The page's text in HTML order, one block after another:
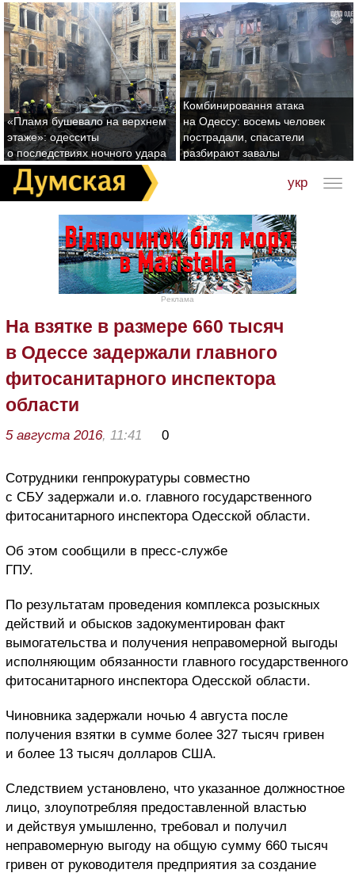
«Пламя бушевало на верхнем
этаже»: одесситы
о последствиях ночного удара
Комбинировання атака
на Одессу: восемь человек
пострадали, спасатели
разбирают завалы
укр
Реклама
На взятке в размере 660 тысяч
в Одессе задержали главного
фитосанитарного инспектора
области
5 августа 2016, 11:41 0
Сотрудники генпрокуратуры совместно
с СБУ задержали и.о. главного государственного
фитосанитарного инспектора Одесской области.
Об этом сообщили в пресс-службе
ГПУ.
По результатам проведения комплекса розыскных
действий и обысков задокументирован факт
вымогательства и получения неправомерной выгоды
исполняющим обязанности главного государственного
фитосанитарного инспектора Одесской области.
Чиновника задержали ночью 4 августа после
получения взятки в сумме более 327 тысяч гривен
и более 13 тысяч долларов США.
Следствием установлено, что указанное должностное
лицо, злоупотребляя предоставленной властью
и действуя умышленно, требовал и получил
неправомерную выгоду на общую сумму 660 тысяч
гривен от руководителя предприятия за создание